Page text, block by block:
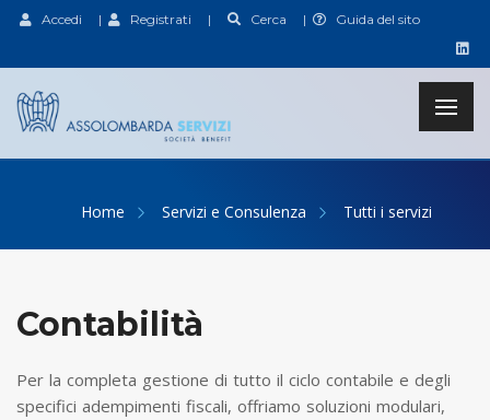
Accedi | Registrati | Cerca | Guida del sito
Home Servizi e Consulenza Tutti i servizi
Contabilità
Per la completa gestione di tutto il ciclo contabile e degli
specifici adempimenti fiscali, offriamo soluzioni modulari,